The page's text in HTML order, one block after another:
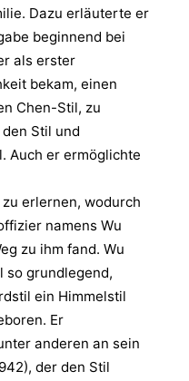
Dazu erläuterte er
beginnend bei
als erster
bekam, einen
Chen-Stil, zu
Stil und
Auch er ermöglichte
erlernen, wodurch
namens Wu
zu ihm fand. Wu
so grundlegend,
ein Himmelstil
Er
anderen an sein
der den Stil